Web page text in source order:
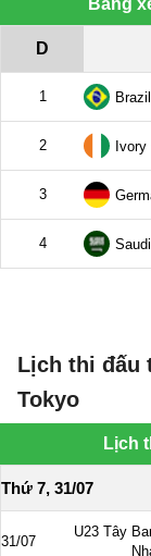
Lịch thi đấu
Tokyo